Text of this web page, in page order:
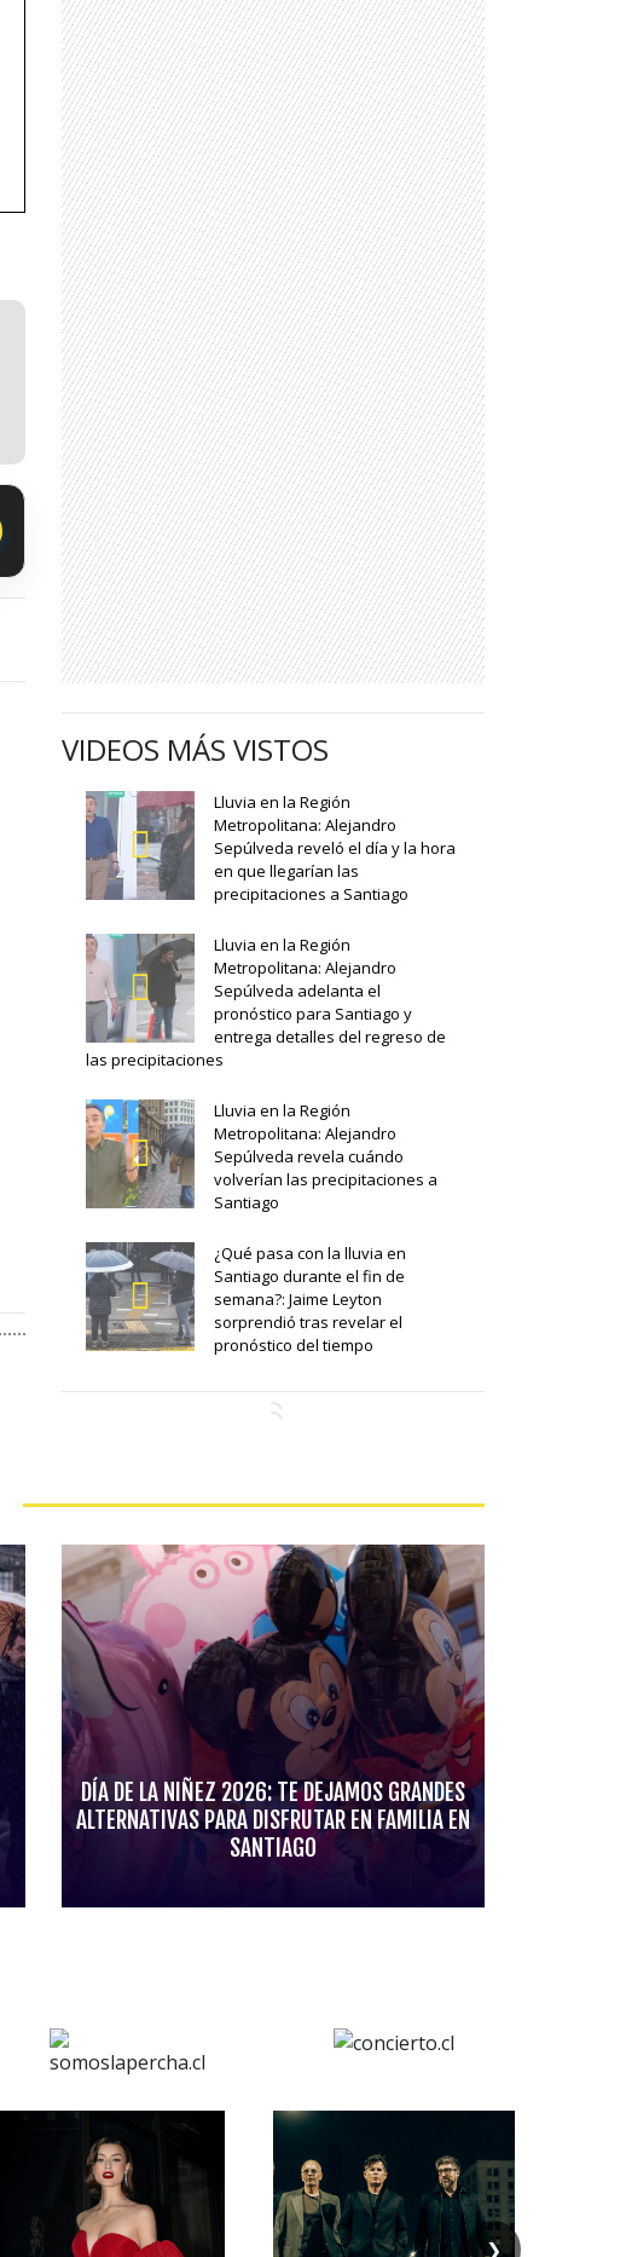
VIDEOS MÁS VISTOS
Lluvia en la Región
Metropolitana: Alejandro
Sepúlveda reveló el día y la hora
en que llegarían las
precipitaciones a Santiago
Lluvia en la Región
Metropolitana: Alejandro
Sepúlveda adelanta el
pronóstico para Santiago y
entrega detalles del regreso de
las precipitaciones
Lluvia en la Región
Metropolitana: Alejandro
Sepúlveda revela cuándo
volverían las precipitaciones a
Santiago
¿Qué pasa con la lluvia en
Santiago durante el fin de
semana?: Jaime Leyton
sorprendió tras revelar el
pronóstico del tiempo
DÍA DE LA NIÑEZ 2026: TE DEJAMOS GRANDES
ALTERNATIVAS PARA DISFRUTAR EN FAMILIA EN
SANTIAGO
❯